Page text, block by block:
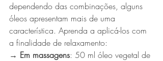
dependendo das combinações, alguns
óleos apresentam mais de uma
característica. Aprenda a aplicá-los com
a finalidade de relaxamento:
→ Em massagens: 50 ml óleo vegetal de